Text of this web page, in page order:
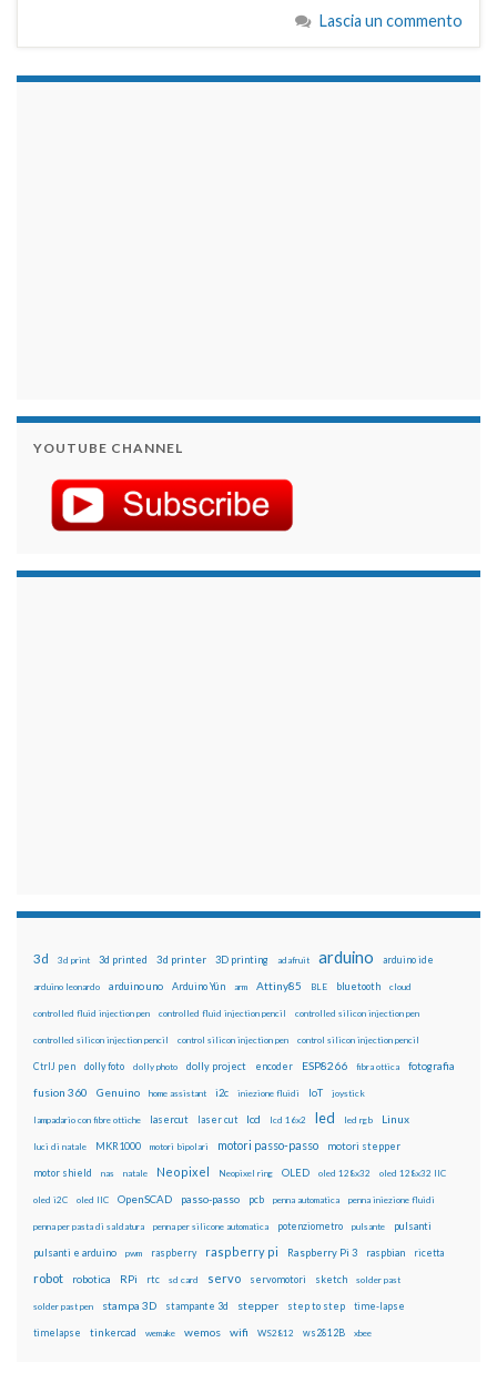
Lascia un commento
YOUTUBE CHANNEL
3d 3d print 3d printed 3d printer 3D printing adafruit arduino arduino ide
arduino leonardo arduino uno Arduino Yún arm Attiny85 BLE bluetooth cloud
controlled fluid injection pen controlled fluid injection pencil controlled silicon injection pen
controlled silicon injection pencil control silicon injection pen control silicon injection pencil
CtrlJ pen dolly foto dolly photo dolly project encoder ESP8266 fibra ottica fotografia
fusion 360 Genuino home assistant i2c iniezione fluidi IoT joystick
lampadario con fibre ottiche lasercut laser cut lcd lcd 16x2 led led rgb Linux
luci di natale MKR1000 motori bipolari motori passo-passo motori stepper
motor shield nas natale Neopixel Neopixel ring OLED oled 128x32 oled 128x32 IIC
oled i2C oled IIC OpenSCAD passo-passo pcb penna automatica penna iniezione fluidi
penna per pasta di saldatura penna per silicone automatica potenziometro pulsante pulsanti
pulsanti e arduino pwm raspberry raspberry pi Raspberry Pi 3 raspbian ricetta
robot robotica RPi rtc sd card servo servomotori sketch solder past
solder past pen stampa 3D stampante 3d stepper step to step time-lapse
timelapse tinkercad wemake wemos wifi WS2812 ws2812B xbee